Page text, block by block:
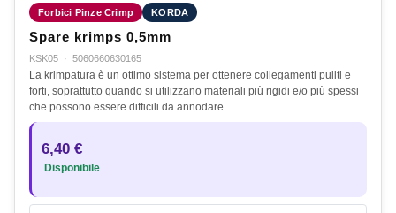
Forbici Pinze Crimp KORDA
Spare krimps 0,5mm
KSK05 · 5060660630165
La krimpatura è un ottimo sistema per ottenere collegamenti puliti e
forti, soprattutto quando si utilizzano materiali più rigidi e/o più spessi
che possono essere difficili da annodare…
6,40 €
Disponibile